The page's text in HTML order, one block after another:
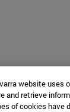
website uses
and retrieve
of cookies have